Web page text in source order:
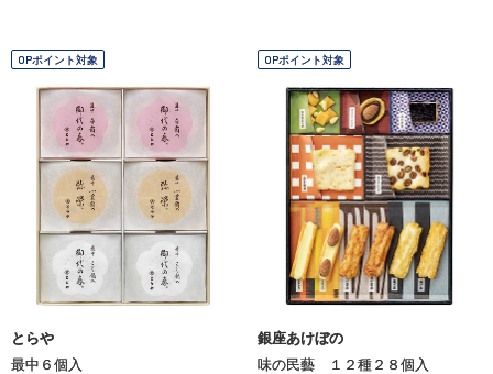
OPポイント対象
とらや
最中６個入
OPポイント対象
銀座あけぼの
味の民藝 １２種２８個入